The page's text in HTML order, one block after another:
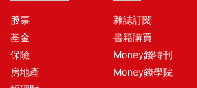
股票
基金
保險
房地產
雜誌訂閱
書籍購買
Money錢特刊
Money錢學院